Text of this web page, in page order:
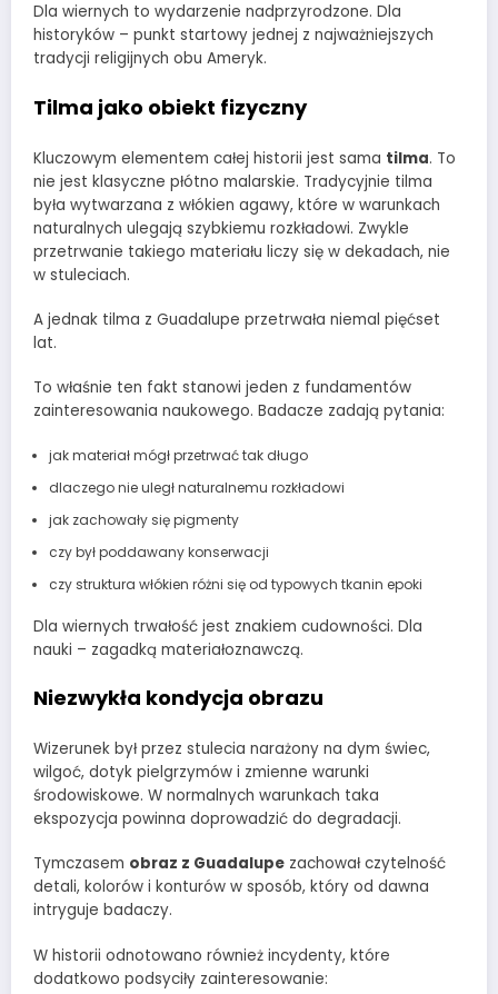
Dla wiernych to wydarzenie nadprzyrodzone. Dla
historyków – punkt startowy jednej z najważniejszych
tradycji religijnych obu Ameryk.
Tilma jako obiekt fizyczny
Kluczowym elementem całej historii jest sama tilma. To
nie jest klasyczne płótno malarskie. Tradycyjnie tilma
była wytwarzana z włókien agawy, które w warunkach
naturalnych ulegają szybkiemu rozkładowi. Zwykle
przetrwanie takiego materiału liczy się w dekadach, nie
w stuleciach.
A jednak tilma z Guadalupe przetrwała niemal pięćset
lat.
To właśnie ten fakt stanowi jeden z fundamentów
zainteresowania naukowego. Badacze zadają pytania:
jak materiał mógł przetrwać tak długo
dlaczego nie uległ naturalnemu rozkładowi
jak zachowały się pigmenty
czy był poddawany konserwacji
czy struktura włókien różni się od typowych tkanin epoki
Dla wiernych trwałość jest znakiem cudowności. Dla
nauki – zagadką materiałoznawczą.
Niezwykła kondycja obrazu
Wizerunek był przez stulecia narażony na dym świec,
wilgoć, dotyk pielgrzymów i zmienne warunki
środowiskowe. W normalnych warunkach taka
ekspozycja powinna doprowadzić do degradacji.
Tymczasem obraz z Guadalupe zachował czytelność
detali, kolorów i konturów w sposób, który od dawna
intryguje badaczy.
W historii odnotowano również incydenty, które
dodatkowo podsyciły zainteresowanie: